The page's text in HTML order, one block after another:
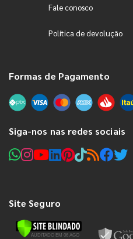
Fale conosco
Política de devolução
Formas de Pagamento
Siga-nos nas redes sociais
Site Seguro